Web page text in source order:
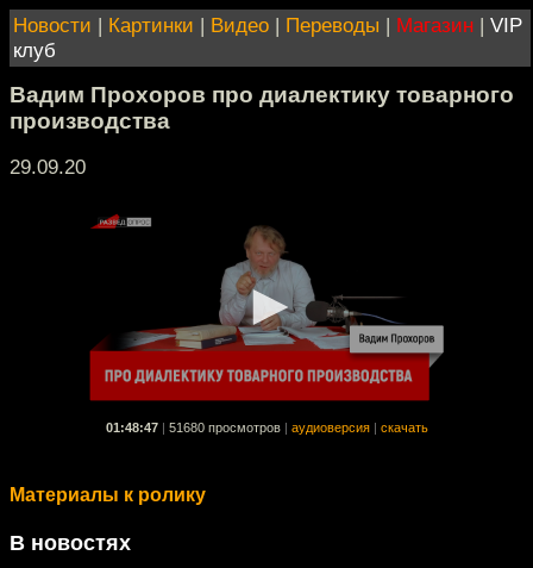
Новости | Картинки | Видео | Переводы | Магазин | VIP
клуб
Вадим Прохоров про диалектику товарного
производства
29.09.20
01:48:47 51680 просмотров аудиоверсия скачать
Материалы к ролику
В новостях